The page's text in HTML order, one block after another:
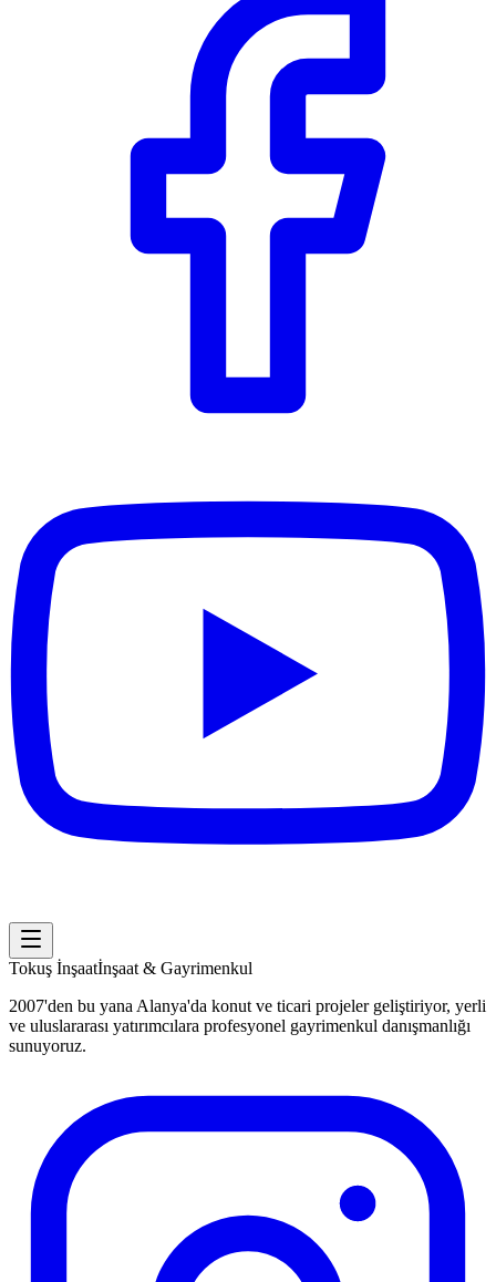
Tokuş İnşaatİnşaat & Gayrimenkul
2007'den bu yana Alanya'da konut ve ticari projeler geliştiriyor, yerli
ve uluslararası yatırımcılara profesyonel gayrimenkul danışmanlığı
sunuyoruz.